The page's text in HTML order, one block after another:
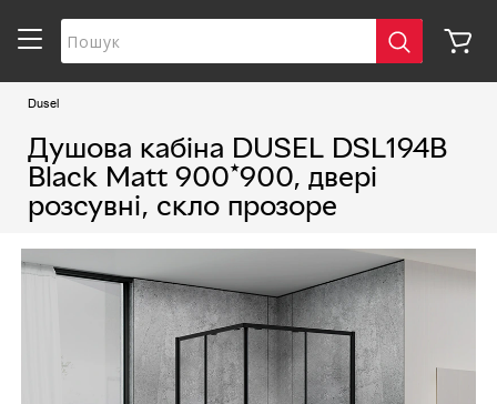
Dusel
Душова кабіна DUSEL DSL194B
Black Matt 900*900, двері
розсувні, скло прозоре